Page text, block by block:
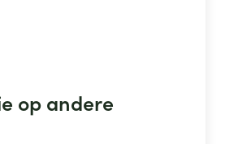
op andere